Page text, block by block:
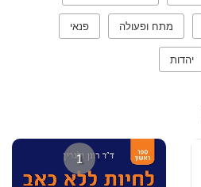
מתח ופעולה פנאי
יהדות
1